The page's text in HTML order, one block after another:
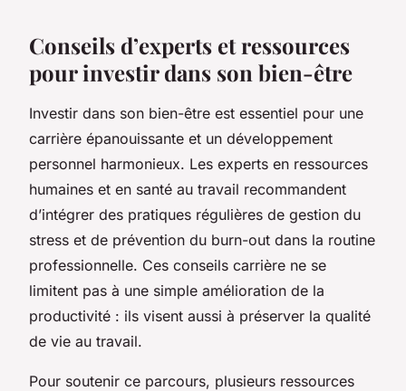
Conseils d’experts et ressources
pour investir dans son bien-être
Investir dans son bien-être est essentiel pour une
carrière épanouissante et un développement
personnel harmonieux. Les experts en ressources
humaines et en santé au travail recommandent
d’intégrer des pratiques régulières de gestion du
stress et de prévention du burn-out dans la routine
professionnelle. Ces conseils carrière ne se
limitent pas à une simple amélioration de la
productivité : ils visent aussi à préserver la qualité
de vie au travail.
Pour soutenir ce parcours, plusieurs ressources